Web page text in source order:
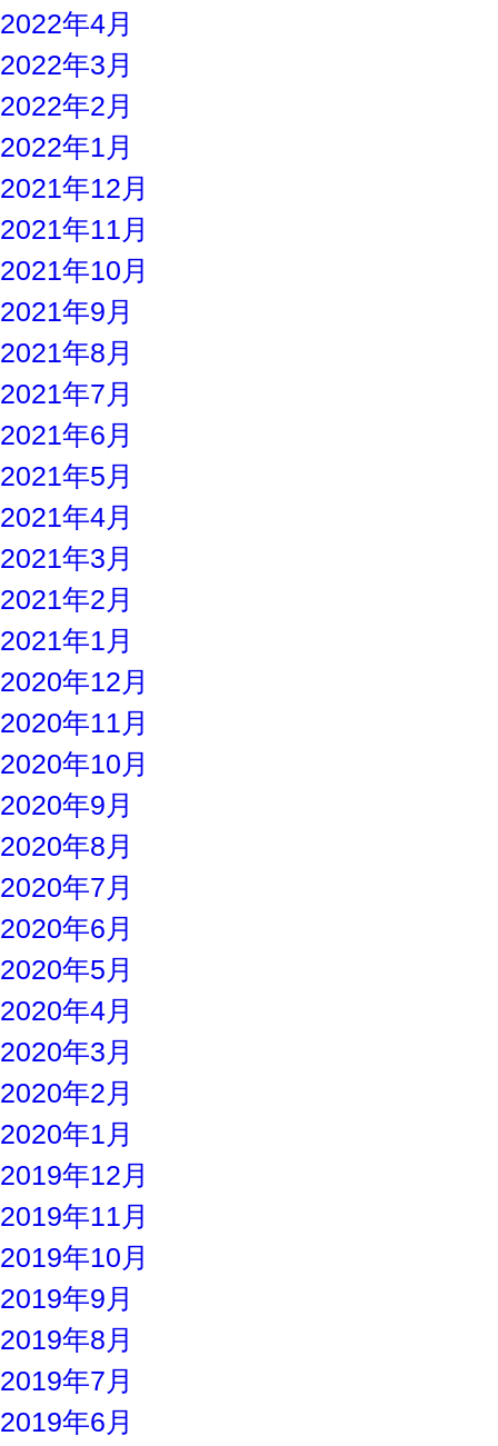
2022年4月
2022年3月
2022年2月
2022年1月
2021年12月
2021年11月
2021年10月
2021年9月
2021年8月
2021年7月
2021年6月
2021年5月
2021年4月
2021年3月
2021年2月
2021年1月
2020年12月
2020年11月
2020年10月
2020年9月
2020年8月
2020年7月
2020年6月
2020年5月
2020年4月
2020年3月
2020年2月
2020年1月
2019年12月
2019年11月
2019年10月
2019年9月
2019年8月
2019年7月
2019年6月